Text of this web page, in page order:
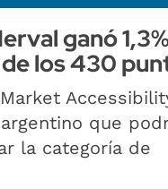
ganó
los 430
que
la categoría de